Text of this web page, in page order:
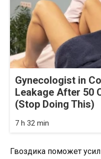
Gynecologist in
Leakage After 50
(Stop Doing This)
7 h 32 min
Гвоздика поможет